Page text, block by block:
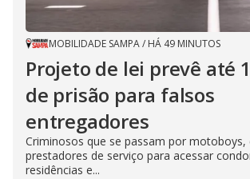
MOBILIDADE SAMPA/ HÁ 49 MINUTOS
Projeto de lei prevê até
de prisão para falsos
entregadores
Criminosos que se passam por motoboys,
prestadores de serviço para acessar
residências e...